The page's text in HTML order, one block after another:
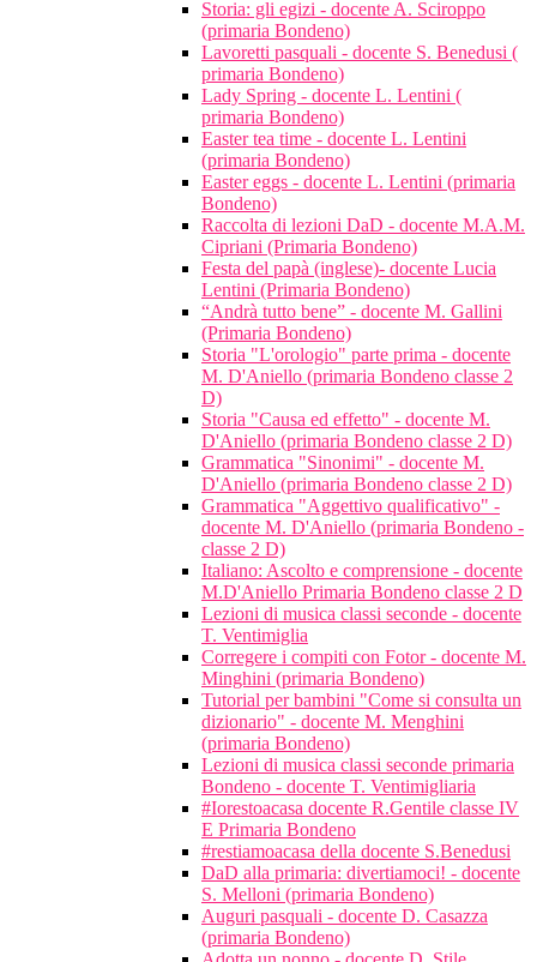
Storia: gli egizi - docente A. Sciroppo
(primaria Bondeno)
Lavoretti pasquali - docente S. Benedusi (
primaria Bondeno)
Lady Spring - docente L. Lentini (
primaria Bondeno)
Easter tea time - docente L. Lentini
(primaria Bondeno)
Easter eggs - docente L. Lentini (primaria
Bondeno)
Raccolta di lezioni DaD - docente M.A.M.
Cipriani (Primaria Bondeno)
Festa del papà (inglese)- docente Lucia
Lentini (Primaria Bondeno)
“Andrà tutto bene” - docente M. Gallini
(Primaria Bondeno)
Storia "L'orologio" parte prima - docente
M. D'Aniello (primaria Bondeno classe 2
D)
Storia "Causa ed effetto" - docente M.
D'Aniello (primaria Bondeno classe 2 D)
Grammatica "Sinonimi" - docente M.
D'Aniello (primaria Bondeno classe 2 D)
Grammatica "Aggettivo qualificativo" -
docente M. D'Aniello (primaria Bondeno -
classe 2 D)
Italiano: Ascolto e comprensione - docente
M.D'Aniello Primaria Bondeno classe 2 D
Lezioni di musica classi seconde - docente
T. Ventimiglia
Corregere i compiti con Fotor - docente M.
Minghini (primaria Bondeno)
Tutorial per bambini "Come si consulta un
dizionario" - docente M. Menghini
(primaria Bondeno)
Lezioni di musica classi seconde primaria
Bondeno - docente T. Ventimigliaria
#Iorestoacasa docente R.Gentile classe IV
E Primaria Bondeno
#restiamoacasa della docente S.Benedusi
DaD alla primaria: divertiamoci! - docente
S. Melloni (primaria Bondeno)
Auguri pasquali - docente D. Casazza
(primaria Bondeno)